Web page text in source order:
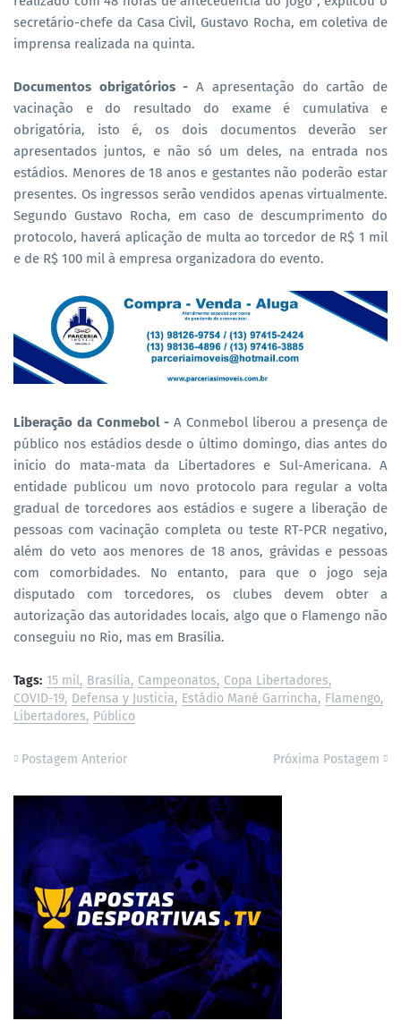
secretário-chefe da Casa Civil, Gustavo Rocha, em coletiva de
imprensa realizada na quinta.
Documentos obrigatórios -A apresentação do cartão de
vacinação e do resultado do exame é cumulativa e
obrigatória, isto é, os dois documentos deverão ser
apresentados juntos, e não só um deles, na entrada nos
estádios. Menores de 18 anos e gestantes não poderão estar
presentes. Os ingressos serão vendidos apenas virtualmente.
Segundo Gustavo Rocha, em caso de descumprimento do
protocolo, haverá aplicação de multa ao torcedor de R$ 1 mil
e de R$ 100 mil à empresa organizadora do evento.
Liberação da Conmebol - A Conmebol liberou a presença de
público nos estádios desde o último domingo, dias antes do
início do mata-mata da Libertadores e Sul-Americana. A
entidade publicou um novo protocolo para regular a volta
gradual de torcedores aos estádios e sugere a liberação de
pessoas com vacinação completa ou teste RT-PCR negativo,
além do veto aos menores de 18 anos, grávidas e pessoas
com comorbidades. No entanto, para que o jogo seja
disputado com torcedores, os clubes devem obter a
autorização das autoridades locais, algo que o Flamengo não
conseguiu no Rio, mas em Brasília.
Tags: 15 mil Brasília Campeonatos Copa Libertadores
COVID-19 Defensa y Justicia Estádio Mané Garrincha Flamengo
Libertadores Público
Postagem Anterior Próxima Postagem